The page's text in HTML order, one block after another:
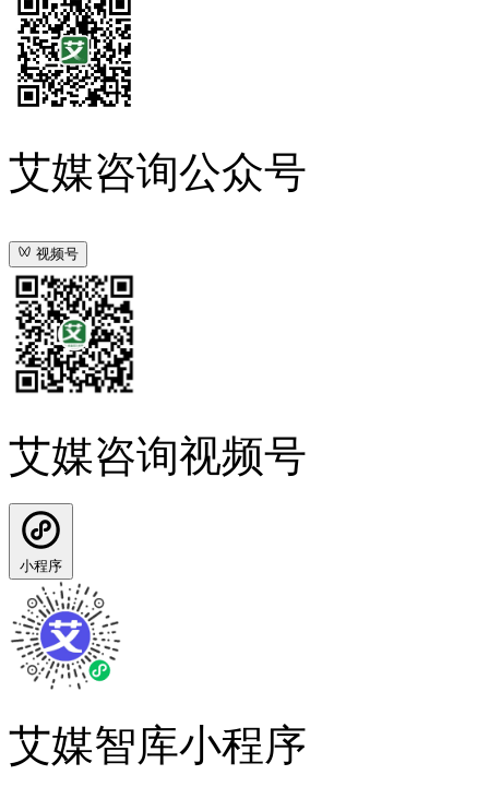
艾媒咨询公众号
视频号
艾媒咨询视频号
小程序
艾媒智库小程序